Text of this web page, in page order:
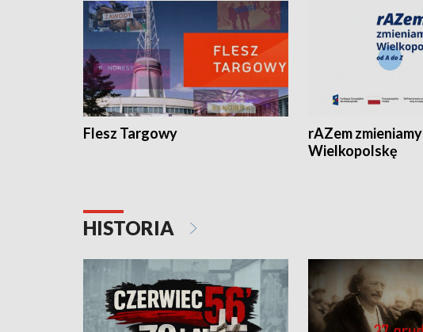
Flesz Targowy
rAZem zmieniamy
Wielkopolskę
HISTORIA